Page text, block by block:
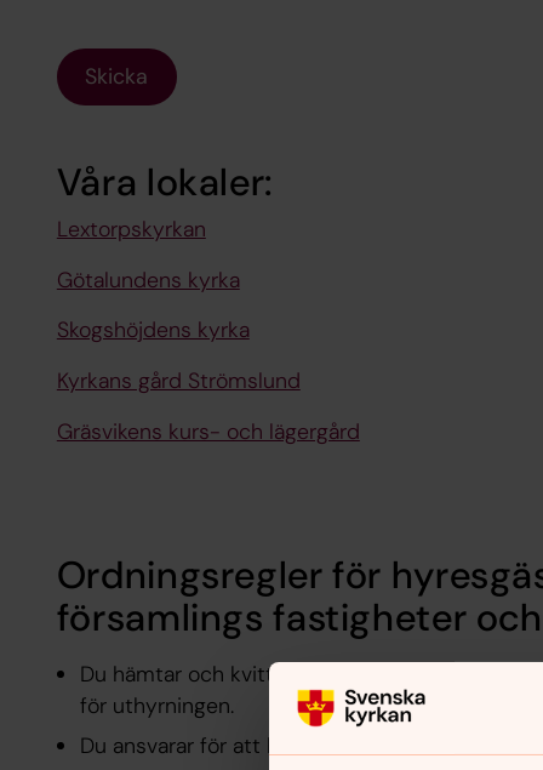
Skicka
Våra lokaler:
Lextorpskyrkan
Götalundens kyrka
Skogshöjdens kyrka
Kyrkans gård Strömslund
Gräsvikens kurs- och lägergård
Ordningsregler för
församlings fastigheter
Du hämtar och kvitterar tagg/nyckel enligt
för uthyrningen.
Du ansvarar för att lokalen är larmad, låst och